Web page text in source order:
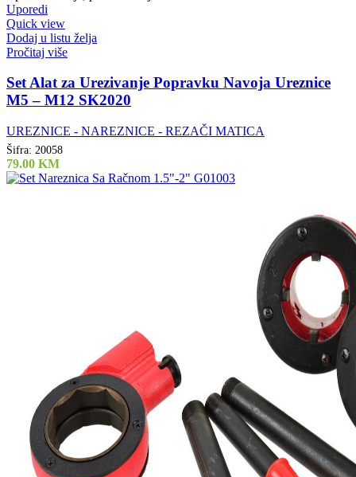
Uporedi
Quick view
Dodaj u listu želja
Pročitaj više
Set Alat za Urezivanje Popravku Navoja Ureznice
M5 – M12 SK2020
UREZNICE - NAREZNICE - REZAČI MATICA
Šifra: 20058
79.00 KM